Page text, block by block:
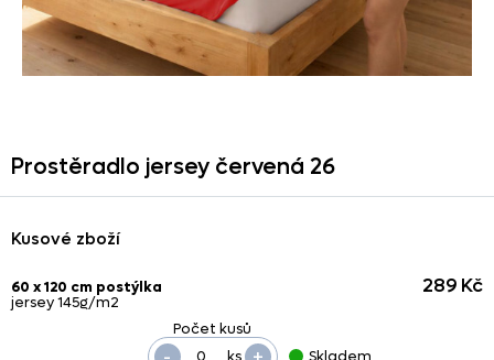
Prostěradlo jersey červená 26
Kusové zboží
60 x 120 cm postýlka
jersey 145g/m2
ks
289 Kč
Skladem